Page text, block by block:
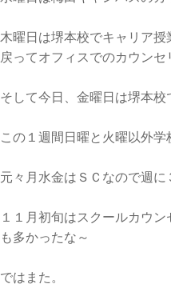
木曜日は堺本校でキャリア授
戻ってオフィスでのカウンセ
そして今日、金曜日は堺本校
この１週間日曜と火曜以外学
元々月水金はＳＣなので週
１１月初旬はスクールカウ
も多かったな～
ではまた。